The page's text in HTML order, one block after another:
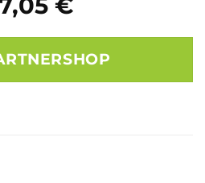
€
ist:
227,05 €.